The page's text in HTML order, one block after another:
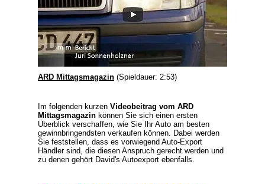
ARD Mittagsmagazin (Spieldauer: 2:53)
Im folgenden kurzen Videobeitrag vom ARD
Mittagsmagazin können Sie sich einen ersten
Überblick verschaffen, wie Sie Ihr Auto am besten
gewinnbringendsten verkaufen können. Dabei werden
Sie feststellen, dass es vorwiegend Auto-Export
Händlersind, die diesen Anspruch gerecht werden und
zu denen gehört David's Autoexport ebenfalls.